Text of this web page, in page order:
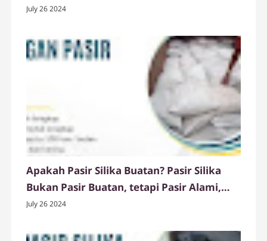
Sebagai Abrasif, Ady Water Jual Silika
July 26 2024
Apakah Pasir Silika Buatan? Pasir Silika
Bukan Pasir Buatan, tetapi Pasir Alami,
Ady Water jual pasir silika dengan report
July 26 2024